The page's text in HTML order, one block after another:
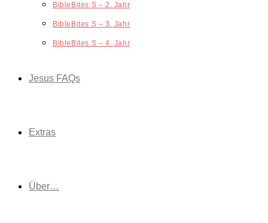
BibleBites S – 2. Jahr
BibleBites S – 3. Jahr
BibleBites S – 4. Jahr
Jesus FAQs
Extras
Über…